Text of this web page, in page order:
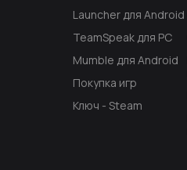
Launcher для Android
TeamSpeak для PC
Mumble для Android
Покупка игр
Ключ - Steam